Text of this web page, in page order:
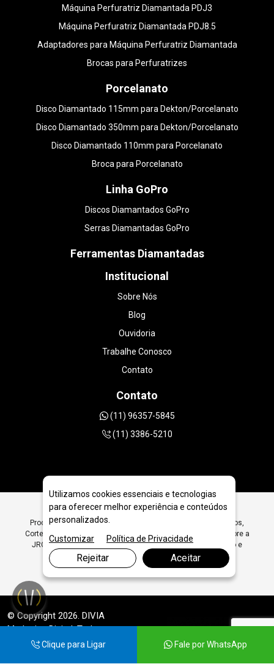
Máquina Perfuratriz Diamantada PDJ3
Máquina Perfuratriz Diamantada PDJ8.5
Adaptadores para Máquina Perfuratriz Diamantada
Brocas para Perfuratrizes
Porcelanato
Disco Diamantado 115mm para Dekton/Porcelanato
Disco Diamantado 350mm para Dekton/Porcelanato
Disco Diamantado 110mm para Porcelanato
Broca para Porcelanato
Linha GoPro
Discos Diamantados GoPro
Serras Diamantadas GoPro
Ferramentas Diamantadas
Institucional
Sobre Nós
Blog
Ouvidoria
Trabalhe Conosco
Contato
Contato
(11) 96357-5845
(11) 3386-5210
Procurando Sobre a JRC Ferramentas Diamantadas para Furos,
Corte, Polimento e Desbaste em São Paulo? Encontre Aqui Sobre a
JRC Ferramentas Diamantadas para Furos, Corte, Polimento e
Desbaste - JRC Diamantados
© Copyright 2026. DIVIA
Marketing Digital. Todos os
Direitos Reservados
Clique para Ligar Fale por WhatsApp
Utilizamos cookies essenciais e tecnologias
para oferecer melhor experiência e conteúdos
personalizados.
Customizar
Política de Privacidade
Rejeitar Aceitar